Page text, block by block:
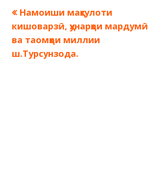
Навигация
по
записям
Предыдущая
запись:
Намоиши маҳсулоти
кишоварзӣ, ҳунарҳои мардумӣ
ва таомҳои миллии
ш.Турсунзода.